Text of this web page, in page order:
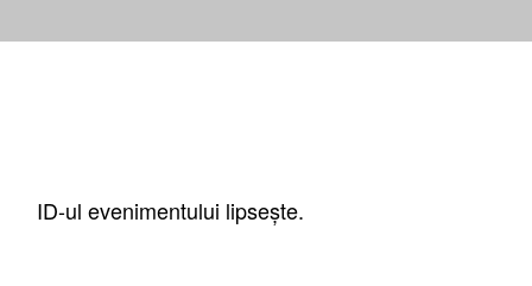
ID-ul evenimentului lipsește.